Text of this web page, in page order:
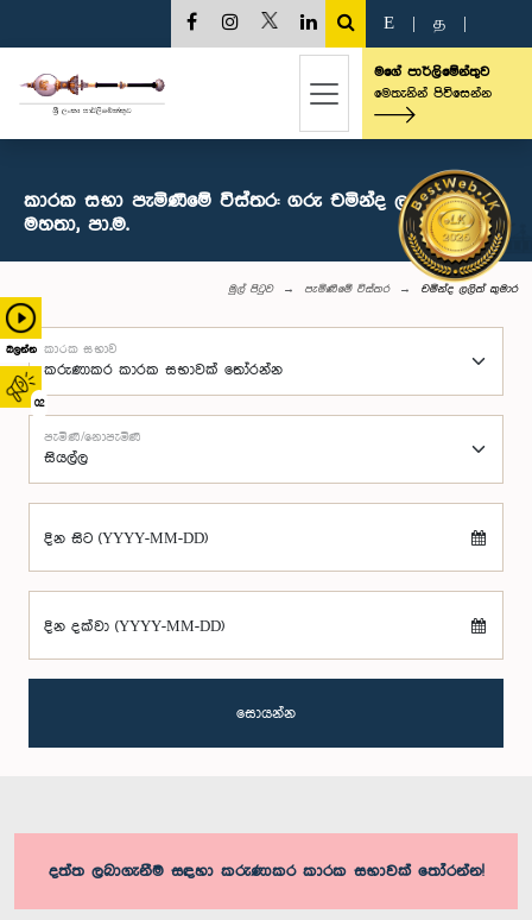
බලන්න
02
E த
මගේ පාර්ලිමේන්තුව
මෙතැනින් පිවිසෙන්න
කාරක සභා පැමිණීමේ විස්තර: ගරු චමින්ද ලලිත් කුමාර
මහතා, පා.ම.
මුල් පිටුව පැමිණීමේ විස්තර චමින්ද ලලිත් කුමාර
කාරක සභාව
පැමිණි/නොපැමිණි
දින සිට (YYYY-MM-DD)
දින දක්වා (YYYY-MM-DD)
සොයන්න
දත්ත ලබාගැනීම සඳහා කරුණාකර කාරක සභාවක් තෝරන්න!